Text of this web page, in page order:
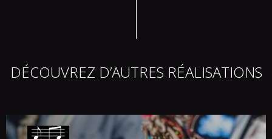
DÉCOUVREZ D’AUTRES RÉALISATIONS